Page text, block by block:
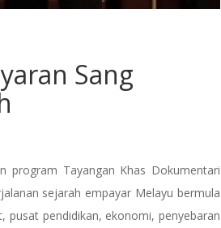
Sang
program Tayangan Khas Dokumentari
sejarah empayar Melayu bermula
pusat pendidikan, ekonomi, penyebaran